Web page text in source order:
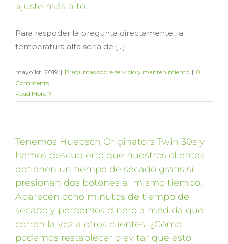
ajuste más alto.
Para respoder la pregunta directamente, la
temperatura alta sería de [...]
mayo 1st, 2019 | Preguntas sobre servicio y mantenimiento | 0
Comments
Read More
Tenemos Huebsch Originators Twin 30s y
hemos descubierto que nuestros clientes
obtienen un tiempo de secado gratis si
presionan dos botones al mismo tiempo.
Aparecen ocho minutos de tiempo de
secado y perdemos dinero a medida que
corren la voz a otros clientes. ¿Cómo
podemos restablecer o evitar que esto